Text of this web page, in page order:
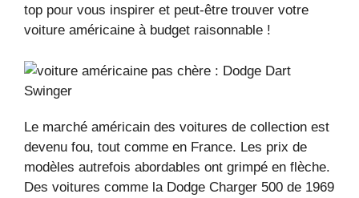
top pour vous inspirer et peut-être trouver votre
voiture américaine à budget raisonnable !
Le marché américain des voitures de collection est
devenu fou, tout comme en France. Les prix de
modèles autrefois abordables ont grimpé en flèche.
Des voitures comme la Dodge Charger 500 de 1969